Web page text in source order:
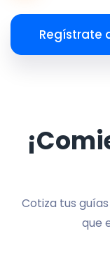
Regístrate
Cotiza tus
que